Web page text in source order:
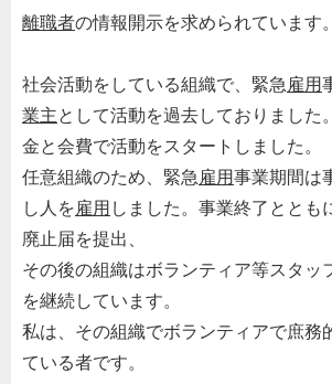
離職者の情報開示を求められています。
社会活動をしている組織で、緊急雇用
業主として活動を過去しておりました
金と会費で活動をスタートしました。
任意組織のため、緊急雇用事業期間は
し人を雇用 しました。事業終了ととも
廃止届を提出、
その後の組織はボランティア等スタッ
を継続しています。
私は、その組織でボランティアで庶務
ている者です。